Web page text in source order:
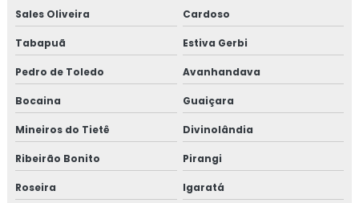
Sales Oliveira Cardoso
Tabapuã Estiva Gerbi
Pedro de Toledo Avanhandava
Bocaina Guaiçara
Mineiros do Tietê Divinolândia
Ribeirão Bonito Pirangi
Roseira Igaratá